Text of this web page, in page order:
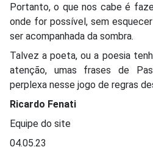
Portanto, o que nos cabe é
onde for possível, sem
ser acompanhada da sombra.
Talvez a poeta, ou a poesia
atenção, umas frases de
perplexa nesse jogo de regras
Ricardo Fenati
Equipe do site
04.05.23